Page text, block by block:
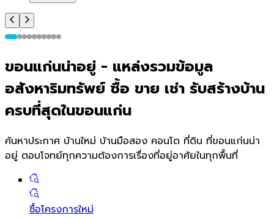
ขอนแก่นน่าอยู่ - แหล่งรวมข้อมูล
อสังหาริมทรัพย์ ซื้อ ขาย เช่า รับสร้างบ้าน
ครบที่สุดในขอนแก่น
ค้นหาประกาศ บ้านใหม่ บ้านมือสอง คอนโด ที่ดิน ที่ขอนแก่นน่า
อยู่ ตอบโจทย์ทุกความต้องการเรื่องที่อยู่อาศัยในทุกพื้นที่
ซื้อโครงการใหม่